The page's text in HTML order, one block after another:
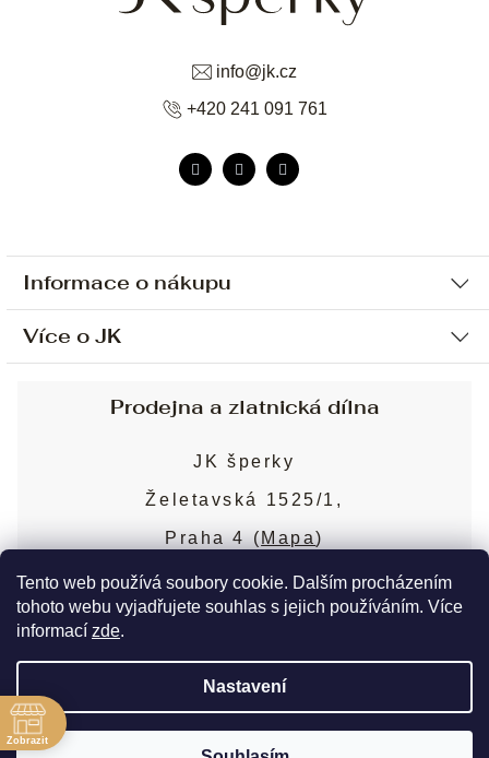
Tento web používá soubory cookie. Dalším procházením
tohoto webu vyjadřujete souhlas s jejich používáním. Více
informací zde.
Nastavení
Informace o nákupu
Ochrana osobních údajů
Sjednání osobní schůzky
Obchodní podmínky
Puncovní značky
Více o JK
Blog
Nejčastější dotazy
info@jk.cz
+420 241 091 761
Prodejna a zlatnická dílna
JK šperky
Želetavská 1525/1,
Praha 4 ( Mapa)
Více o prodejně
Copyright 2026JK šperky. Všechna práva
vyhrazena. Upravit nastavení cookies
Zobrazit